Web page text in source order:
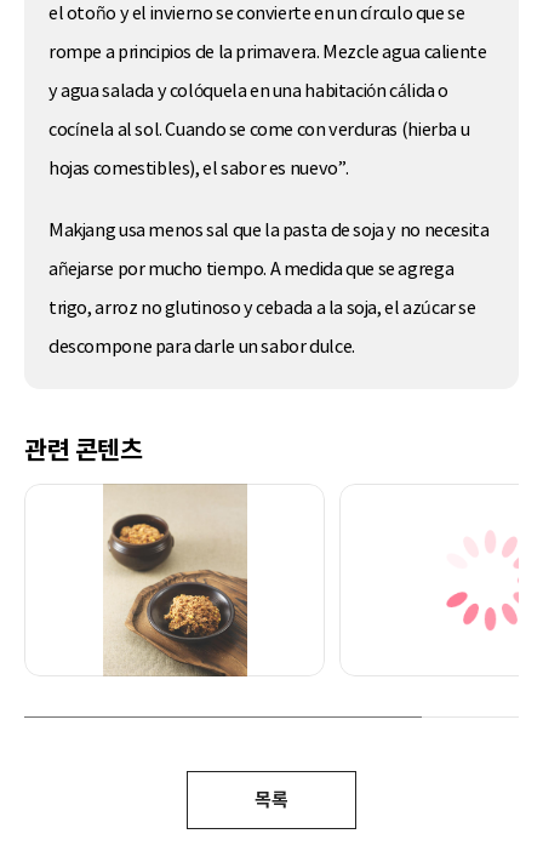
el otoño y el invierno se convierte en un círculo que se
rompe a principios de la primavera. Mezcle agua caliente
y agua salada y colóquela en una habitación cálida o
cocínela al sol. Cuando se come con verduras (hierba u
hojas comestibles), el sabor es nuevo”.
Makjang usa menos sal que la pasta de soja y no necesita
añejarse por mucho tiempo. A medida que se agrega
trigo, arroz no glutinoso y cebada a la soja, el azúcar se
descompone para darle un sabor dulce.
관련 콘텐츠
목록